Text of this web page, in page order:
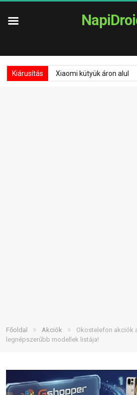
Kiárusítás Xiaomi kütyük áron alul
Főoldal » Akciók »
Okostelefon akciók
legnépszerűbb modellek listája!